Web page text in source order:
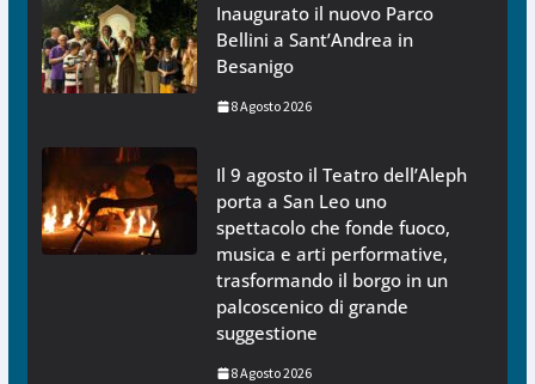
Inaugurato il nuovo Parco
Bellini a Sant’Andrea in
Besanigo
8 Agosto 2026
Il 9 agosto il Teatro dell’Aleph
porta a San Leo uno
spettacolo che fonde fuoco,
musica e arti performative,
trasformando il borgo in un
palcoscenico di grande
suggestione
8 Agosto 2026